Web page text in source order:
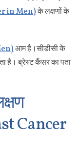
in Men)के लक्षणों के
आम है।सीडीसी के
है। ब्रेस्ट कैंसर का पता
Cancer